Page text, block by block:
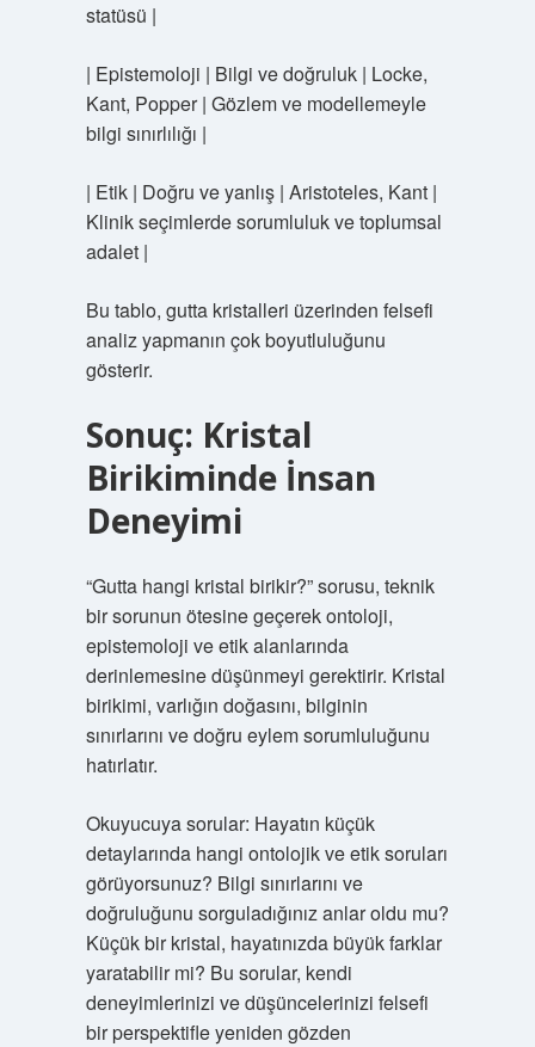
statüsü |
| Epistemoloji | Bilgi ve doğruluk | Locke,
Kant, Popper | Gözlem ve modellemeyle
bilgi sınırlılığı |
| Etik | Doğru ve yanlış | Aristoteles, Kant |
Klinik seçimlerde sorumluluk ve toplumsal
adalet |
Bu tablo, gutta kristalleri üzerinden felsefi
analiz yapmanın çok boyutluluğunu
gösterir.
Sonuç: Kristal
Birikiminde İnsan
Deneyimi
“Gutta hangi kristal birikir?” sorusu, teknik
bir sorunun ötesine geçerek ontoloji,
epistemoloji ve etik alanlarında
derinlemesine düşünmeyi gerektirir. Kristal
birikimi, varlığın doğasını, bilginin
sınırlarını ve doğru eylem sorumluluğunu
hatırlatır.
Okuyucuya sorular: Hayatın küçük
detaylarında hangi ontolojik ve etik soruları
görüyorsunuz? Bilgi sınırlarını ve
doğruluğunu sorguladığınız anlar oldu mu?
Küçük bir kristal, hayatınızda büyük farklar
yaratabilir mi? Bu sorular, kendi
deneyimlerinizi ve düşüncelerinizi felsefi
bir perspektifle yeniden gözden